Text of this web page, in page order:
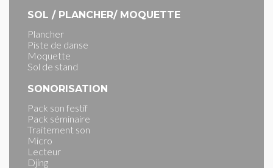
SOL / PLANCHER/ MOQUETTE
Plancher
Piste de danse
Moquette
Sol de stand
SONORISATION
Pack son festif
Pack séminaire
Traitement son
Micro
Lecteur
Djing